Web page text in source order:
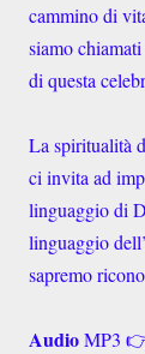
cammino di
siamo
di questa
La spiritualità
ci invita ad
linguaggio di
linguaggio
sapremo
AudioMP3